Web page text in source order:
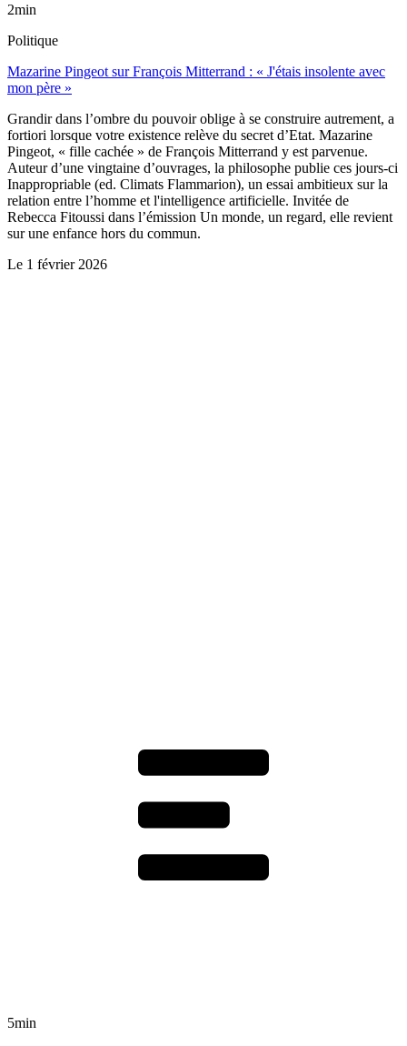
2min
Politique
Mazarine Pingeot sur François Mitterrand : « J'étais insolente avec
mon père »
Grandir dans l’ombre du pouvoir oblige à se construire autrement, a
fortiori lorsque votre existence relève du secret d’Etat. Mazarine
Pingeot, « fille cachée » de François Mitterrand y est parvenue.
Auteur d’une vingtaine d’ouvrages, la philosophe publie ces jours-ci
Inappropriable (ed. Climats Flammarion), un essai ambitieux sur la
relation entre l’homme et l'intelligence artificielle. Invitée de
Rebecca Fitoussi dans l’émission Un monde, un regard, elle revient
sur une enfance hors du commun.
Le 1 février 2026
5min